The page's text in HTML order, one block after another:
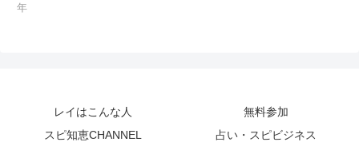
年
レイはこんな人
無料参加
スピ知恵CHANNEL
占い・スピビジネス